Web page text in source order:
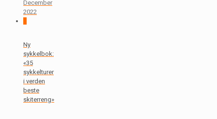
December
2022
Ny
sykkelbok:
«35
sykkelturer
i verden
beste
skiterreng»